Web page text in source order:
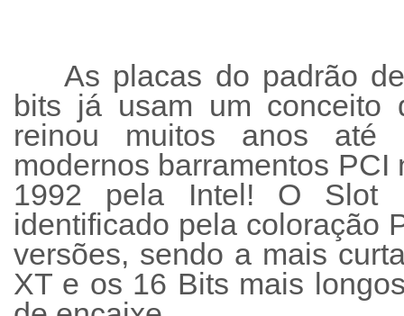
As placas do padrão
bits já usam um conceito
reinou muitos anos até
modernos barramentos PCI
1992 pela Intel! O Slot
identificado pela coloração
versões, sendo a mais
XT e os 16 Bits mais